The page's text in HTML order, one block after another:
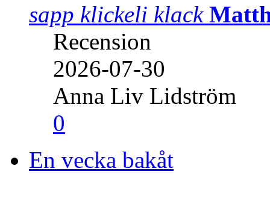
sapp klickeli klack
Recension
2026-07-30
Anna Liv Lidström
0
En vecka bakåt